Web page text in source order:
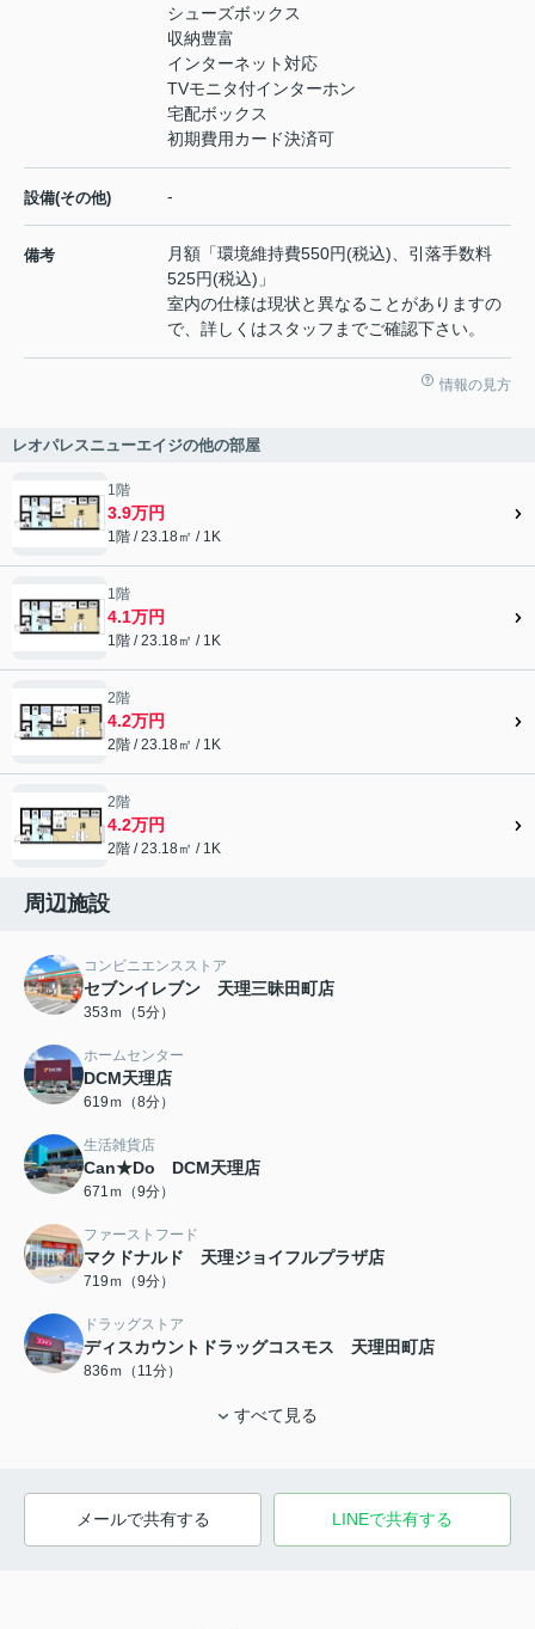
シューズボックス
収納豊富
インターネット対応
TVモニタ付インターホン
宅配ボックス
初期費用カード決済可
設備(その他) -
備考
月額「環境維持費550円(税込)、引落手数料
525円(税込)」
室内の仕様は現状と異なることがありますの
で、詳しくはスタッフまでご確認下さい。
情報の見方
レオパレスニューエイジの他の部屋
1階
3.9万円
1階 / 23.18㎡ / 1K
1階
4.1万円
1階 / 23.18㎡ / 1K
2階
4.2万円
2階 / 23.18㎡ / 1K
2階
4.2万円
2階 / 23.18㎡ / 1K
周辺施設
コンビニエンスストア
セブンイレブン 天理三昧田町店
353ｍ（5分）
ホームセンター
DCM天理店
619ｍ（8分）
生活雑貨店
Can★Do DCM天理店
671ｍ（9分）
ファーストフード
マクドナルド 天理ジョイフルプラザ店
719ｍ（9分）
ドラッグストア
ディスカウントドラッグコスモス 天理田町店
836ｍ（11分）
すべて見る
メールで共有する LINEで共有する